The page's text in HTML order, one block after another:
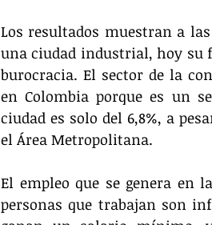
Los resultados muestran a
una ciudad industrial, hoy su
burocracia. El sector de la
en Colombia porque es un
ciudad es solo del 6,8%, a
el Área Metropolitana.
El empleo que se genera en
personas que trabajan son